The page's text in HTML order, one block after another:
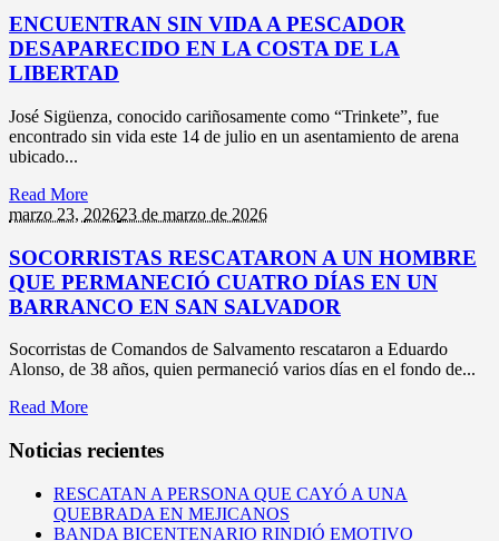
ENCUENTRAN SIN VIDA A PESCADOR
DESAPARECIDO EN LA COSTA DE LA
LIBERTAD
José Sigüenza, conocido cariñosamente como “Trinkete”, fue
encontrado sin vida este 14 de julio en un asentamiento de arena
ubicado...
Read More
marzo 23, 202623 de marzo de 2026
SOCORRISTAS RESCATARON A UN HOMBRE
QUE PERMANECIÓ CUATRO DÍAS EN UN
BARRANCO EN SAN SALVADOR
Socorristas de Comandos de Salvamento rescataron a Eduardo
Alonso, de 38 años, quien permaneció varios días en el fondo de...
Read More
Noticias recientes
RESCATAN A PERSONA QUE CAYÓ A UNA
QUEBRADA EN MEJICANOS
BANDA BICENTENARIO RINDIÓ EMOTIVO